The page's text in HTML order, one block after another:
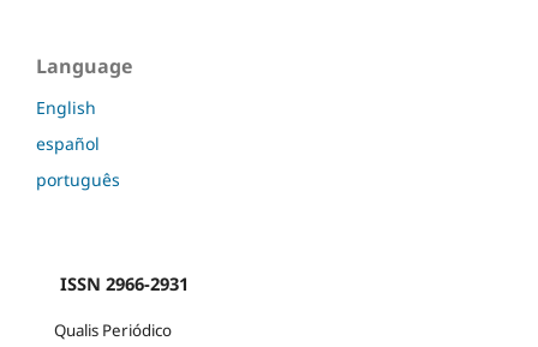
Language
English
español
português
ISSN 2966-2931
Qualis Periódico